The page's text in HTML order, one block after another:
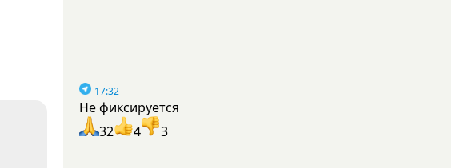
17:32
Не фиксируется
32
4 3